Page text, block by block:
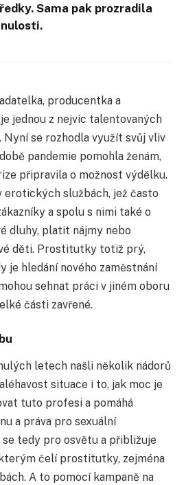
Sama pak prozradila
producentka a
jednou z nejvíc talentovaných
se rozhodla využít svůj vliv
pandemie pomohla ženám,
připravila o možnost výdělku.
erotických službách, jež často
a spolu s nimi také o
dluhy, platit nájmy nebo
děti. Prostitutky totiž prý,
je hledání nového zaměstnání
sehnat práci v jiném oboru
části zavřené.
letech našli několik nádorů
situace i to, jak moc je
tuto profesi a pomáhá
a práva pro sexuální
se tedy pro osvětu a přibližuje
čelí prostitutky, zejména
A to pomocí kampaně na